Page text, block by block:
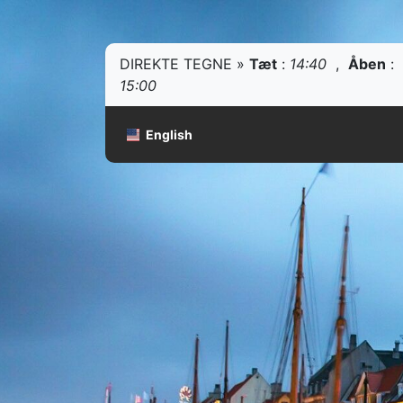
DIREKTE TEGNE » Tæt : 14:40 , Åben :
15:00
English